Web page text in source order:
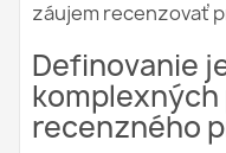
záujem recenzovať
Definovanie
komplexných
recenzného